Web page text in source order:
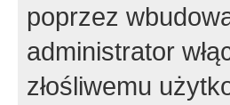
poprzez
administrator
złośliwemu